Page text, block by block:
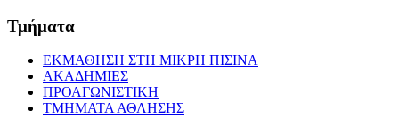
Τμήματα
ΕΚΜΑΘΗΣΗ ΣΤΗ ΜΙΚΡΗ ΠΙΣΙΝΑ
ΑΚΑΔΗΜΙΕΣ
ΠΡΟΑΓΩΝΙΣΤΙΚΗ
ΤΜΗΜΑΤΑ ΑΘΛΗΣΗΣ